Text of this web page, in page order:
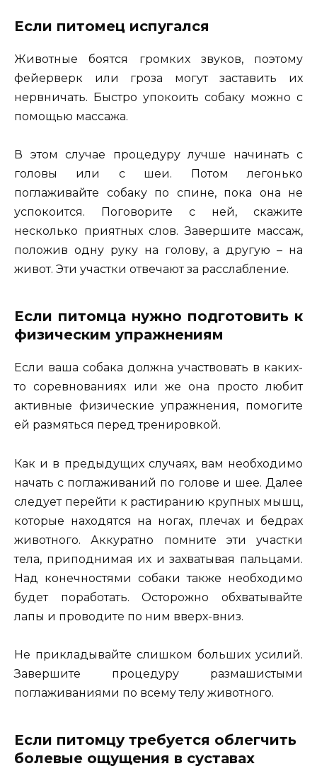
Если питомец испугался
Животные боятся громких звуков, поэтому
фейерверк или гроза могут заставить их
нервничать. Быстро упокоить собаку можно с
помощью массажа.
В этом случае процедуру лучше начинать с
головы или с шеи. Потом легонько
поглаживайте собаку по спине, пока она не
успокоится. Поговорите с ней, скажите
несколько приятных слов. Завершите массаж,
положив одну руку на голову, а другую – на
живот. Эти участки отвечают за расслабление.
Если питомца нужно подготовить к
физическим упражнениям
Если ваша собака должна участвовать в каких-
то соревнованиях или же она просто любит
активные физические упражнения, помогите
ей размяться перед тренировкой.
Как и в предыдущих случаях, вам необходимо
начать с поглаживаний по голове и шее. Далее
следует перейти к растиранию крупных мышц,
которые находятся на ногах, плечах и бедрах
животного. Аккуратно помните эти участки
тела, приподнимая их и захватывая пальцами.
Над конечностями собаки также необходимо
будет поработать. Осторожно обхватывайте
лапы и проводите по ним вверх-вниз.
Не прикладывайте слишком больших усилий.
Завершите процедуру размашистыми
поглаживаниями по всему телу животного.
Если питомцу требуется облегчить
болевые ощущения в суставах